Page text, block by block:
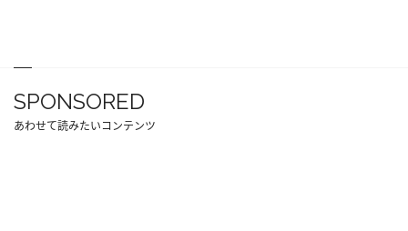
SPONSORED
あわせて読みたいコンテンツ